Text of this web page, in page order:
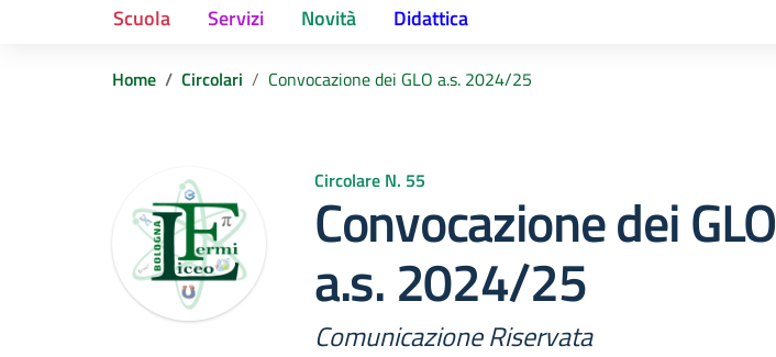
Scuola Servizi Novità Didattica
Home Circolari Convocazione dei GLO a.s. 2024/25
Circolare N. 55
Convocazione dei GLO
a.s. 2024/25
Comunicazione Riservata